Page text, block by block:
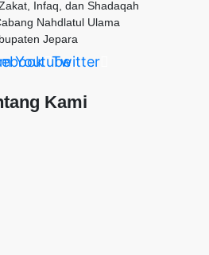
Infaq, dan Shadaqah
Nahdlatul Ulama
Jepara
YoutubeTwitter
Kami